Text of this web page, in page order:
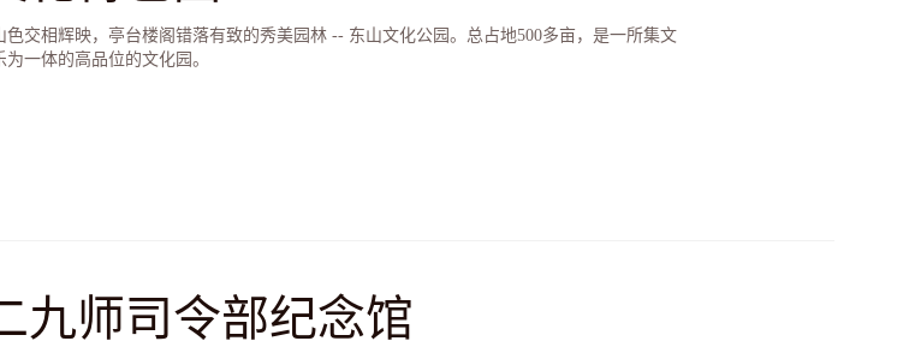
交相辉映，亭台楼阁错落有致的秀美园林 -- 东山文化公园。总占地500多亩，是一所集文
一体的高品位的文化园。
九师司令部纪念馆